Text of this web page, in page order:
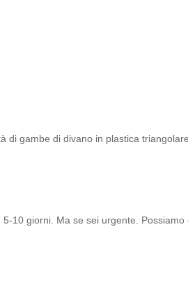
di gambe di divano in plastica triangolare.
10 giorni. Ma se sei urgente. Possiamo